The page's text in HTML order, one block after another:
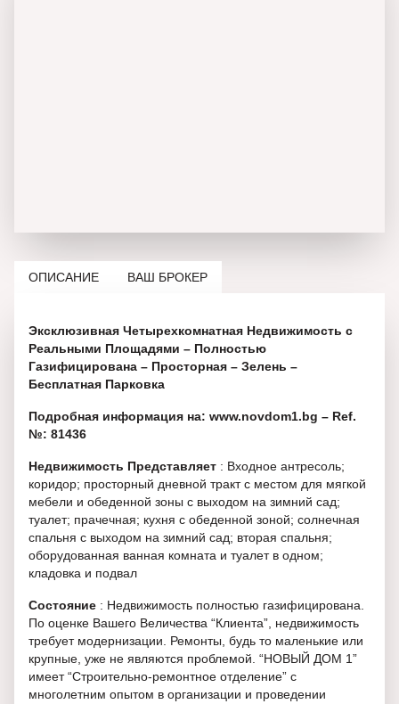
ОПИСАНИЕ ВАШ БРОКЕР
Эксклюзивная Четырехкомнатная Недвижимость с
Реальными Площадями – Полностью
Газифицирована – Просторная – Зелень –
Бесплатная Парковка
Подробная информация на: www.novdom1.bg – Ref.
№: 81436
Недвижимость Представляет : Входное антресоль;
коридор; просторный дневной тракт с местом для мягкой
мебели и обеденной зоны с выходом на зимний сад;
туалет; прачечная; кухня с обеденной зоной; солнечная
спальня с выходом на зимний сад; вторая спальня;
оборудованная ванная комната и туалет в одном;
кладовка и подвал
Состояние : Недвижимость полностью газифицирована.
По оценке Вашего Величества “Клиента”, недвижимость
требует модернизации. Ремонты, будь то маленькие или
крупные, уже не являются проблемой. “НОВЫЙ ДОМ 1”
имеет “Строительно-ремонтное отделение” с
многолетним опытом в организации и проведении